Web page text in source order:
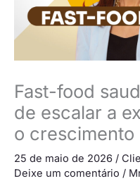
Fast-food
de escalar a
o crescimento
25 de maio de 2026 /
Deixe um comentário /